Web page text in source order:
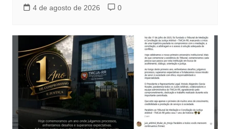
4 de agosto de 2026
0